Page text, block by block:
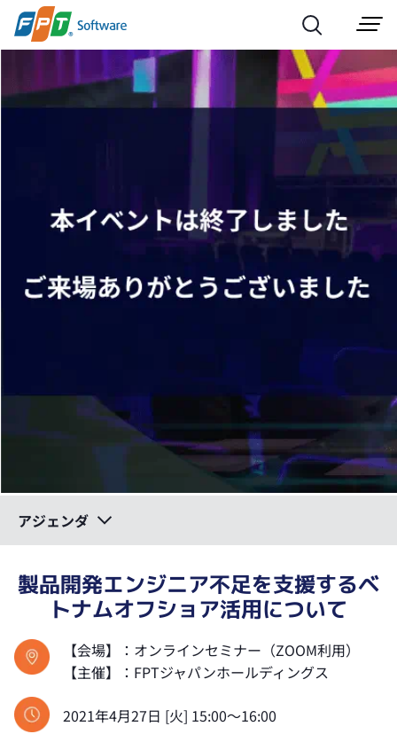
アジェンダ
製品開発エンジニア不足を支援するベ
トナムオフショア活用について
【会場】：オンラインセミナー（ZOOM利用）
【主催】：FPTジャパンホールディングス
2021年4月27日 [火] 15:00～16:00